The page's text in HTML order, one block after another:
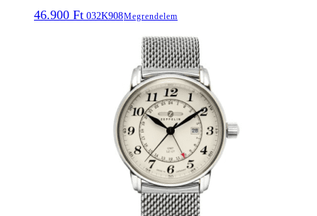
46.900 Ft 032K908Megrendelem